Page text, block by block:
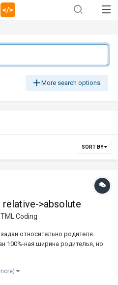
More search options
SORT BY
>absolute
Coding
относительно родителя.
100%-ная ширина родителья, но
чём ошибка? Вот ссылка